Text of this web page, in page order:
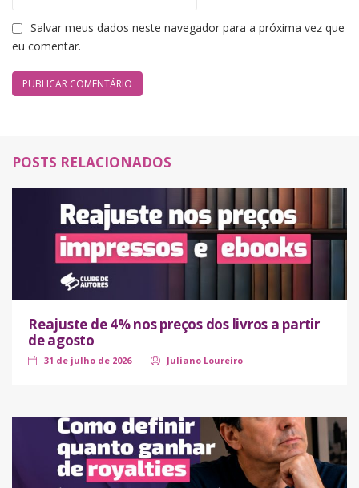
Salvar meus dados neste navegador para a próxima vez que
eu comentar.
POSTS RELACIONADOS
Reajuste de 4% nos preços dos livros a partir
de agosto
31 de julho de 2026 Juliano Loureiro